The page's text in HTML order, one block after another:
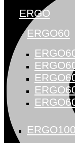
ERGO
ERGO60
ERGO100